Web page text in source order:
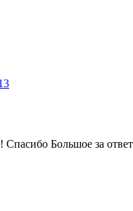
Большое за